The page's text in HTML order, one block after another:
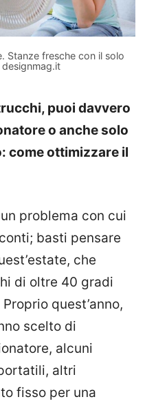
Stanze fresche con il solo
puoi davvero
o anche solo
come ottimizzare il
problema con cui
basti pensare
che
di oltre 40 gradi
quest’anno,
scelto di
alcuni
altri
fisso per una